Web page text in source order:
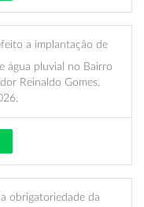
a implantação de
água pluvial no Bairro
Reinaldo Gomes.
obrigatoriedade da